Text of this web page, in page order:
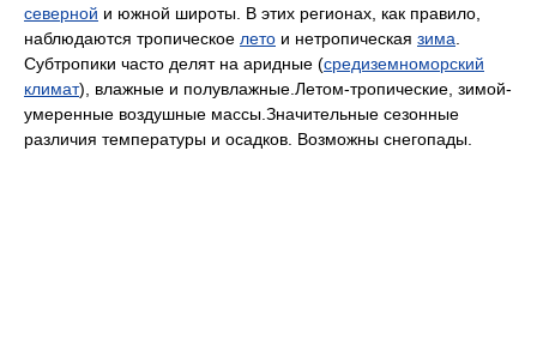
северной и южной широты. В этих регионах, как правило,
наблюдаются тропическое лето и нетропическая зима
Субтропики часто делят на аридные (средиземноморский
климат), влажные и полувлажные.Летом-тропические, зимой-
умеренные воздушные массы.Значительные сезонные
различия температуры и осадков. Возможны снегопады.